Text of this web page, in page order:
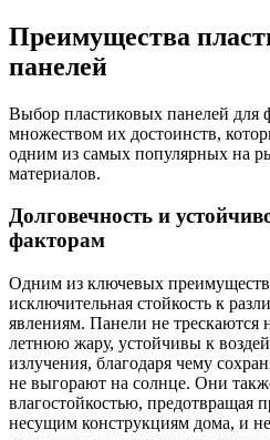
Преимущества
панелей
Выбор пластиковых панелей для
множеством их достоинств,
одним из самых популярных на
материалов.
Долговечность и
факторам
Одним из ключевых преимуществ
исключительная стойкость к
явлениям. Панели не трескаются
летнюю жару, устойчивы к
излучения, благодаря чему
не выгорают на солнце. Они
влагостойкостью, предотвращая
несущим конструкциям дома, и